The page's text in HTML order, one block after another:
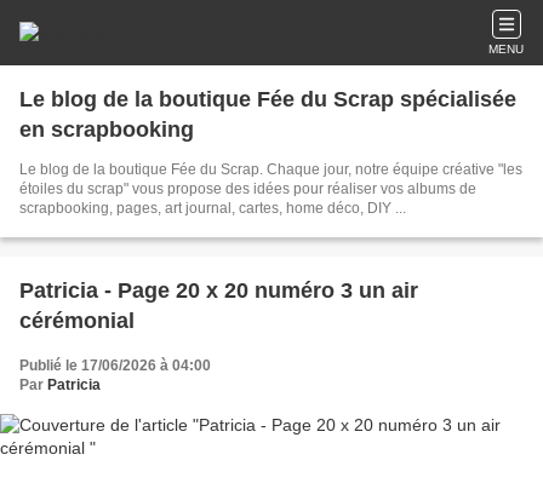
MENU
Le blog de la boutique Fée du Scrap spécialisée
en scrapbooking
Le blog de la boutique Fée du Scrap. Chaque jour, notre équipe créative "les
étoiles du scrap" vous propose des idées pour réaliser vos albums de
scrapbooking, pages, art journal, cartes, home déco, DIY ...
Patricia - Page 20 x 20 numéro 3 un air
cérémonial
Publié le 17/06/2026 à 04:00
Par Patricia